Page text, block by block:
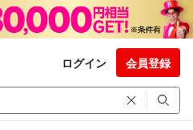
ログイン 会員登録